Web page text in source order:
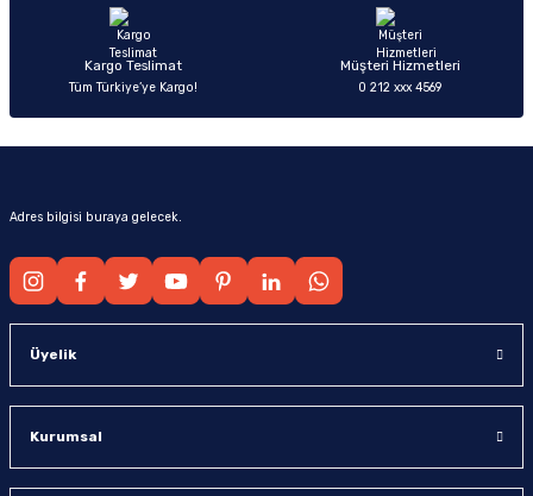
Kargo Teslimat
Tüm Türkiye’ye Kargo!
Müşteri Hizmetleri
0 212 xxx 4569
Adres bilgisi buraya gelecek.
Üyelik
Kurumsal